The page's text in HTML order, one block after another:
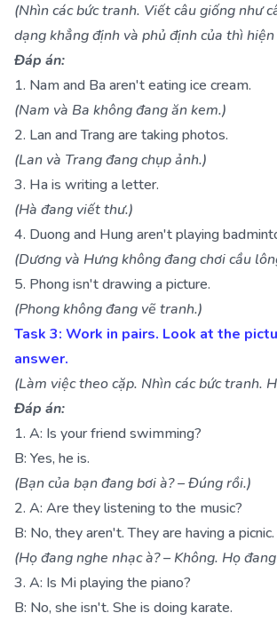
(Nhìn các bức tranh. Viết câu giống như
dạng khẳng định và phủ định của thì
Đáp án:
1. Nam and Ba aren't eating ice cream.
(Nam và Ba không đang ăn kem.)
2. Lan and Trang are taking photos.
(Lan và Trang đang chụp ảnh.)
3. Ha is writing a letter.
(Hà đang viết thư.)
4. Duong and Hung aren't playing
(Dương và Hưng không đang chơi cầu
5. Phong isn't drawing a picture.
(Phong không đang vẽ tranh.)
Task 3: Work in pairs. Look at the
answer.
(Làm việc theo cặp. Nhìn các bức tranh.
Đáp án:
1. A: Is your friend swimming?
B: Yes, he is.
(Bạn của bạn đang bơi à? – Đúng rồi.)
2. A: Are they listening to the music?
B: No, they aren't. They are having a picnic.
(Họ đang nghe nhạc à? – Không. Họ
3. A: Is Mi playing the piano?
B: No, she isn't. She is doing karate.